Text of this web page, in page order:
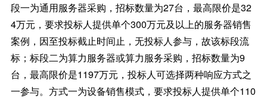
段一为通用服务器采购，招标数量为27台，最高限价是32
4万元，要求投标人提供单个300万元及以上的服务器销售
案例，因至投标截止时间止，无投标人参与，故该标段流
标；标段二为算力服务器或算力服务采购，招标数量为9
台，最高限价是1197万元，投标人可选择两种响应方式之
一参与。方式一为设备销售模式，要求投标人提供单个110